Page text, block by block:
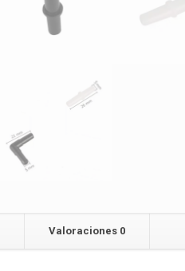
Valoraciones 0